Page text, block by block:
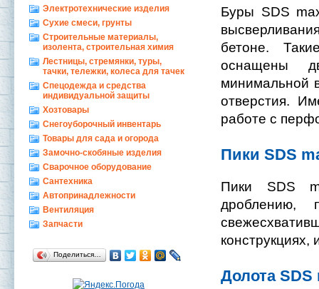
Электротехнические изделия
Сухие смеси, грунты
Строительные материалы,
изолента, строительная химия
Лестницы, стремянки, туры,
тачки, тележки, колеса для тачек
Спецодежда и средства
индивидуальной защиты
Хозтовары
Снегоуборочный инвентарь
Товары для сада и огорода
Замочно-скобяные изделия
Сварочное оборудование
Сантехника
Автопринадлежности
Вентиляция
Запчасти
Поделиться…
Буры SDS
бетоне.
оснащены
минимальной
отверстия.
работе с
Пики SDS
Пики SDS
дроблению,
конструкциях,
Долота SDS